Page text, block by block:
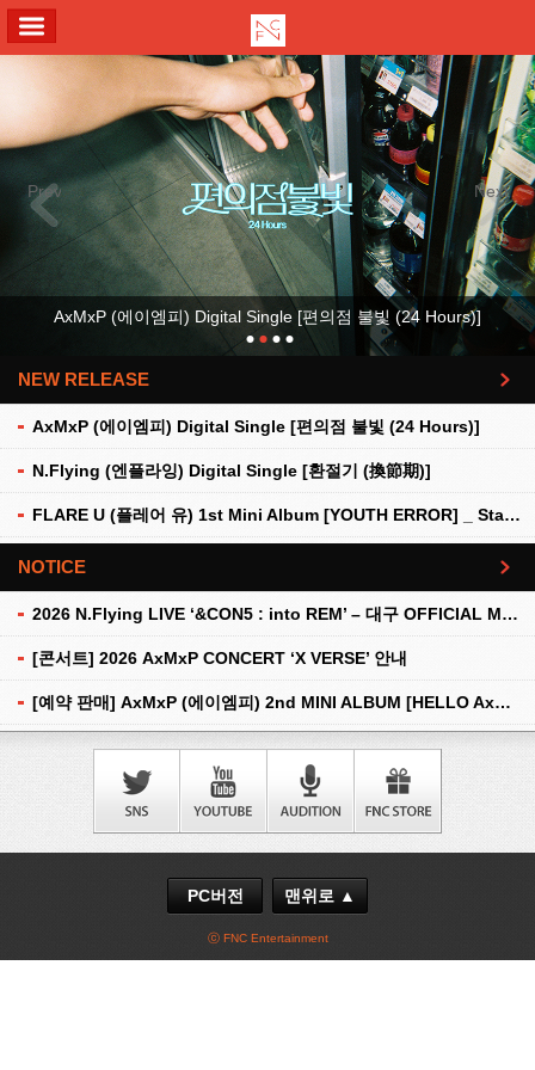
Previous Next
AxMxP (에이엠피) Digital Single [편의점 불빛 (24 Hours)]
NEW RELEASE
AxMxP (에이엠피) Digital Single [편의점 불빛 (24 Hours)]
N.Flying (엔플라잉) Digital Single [환절기 (換節期)]
FLARE U (플레어 유) 1st Mini Album [YOUTH ERROR] _ Stationery Kit Ver.
더보기
NOTICE
2026 N.Flying LIVE ‘&CON5 : into REM’ – 대구 OFFICIAL MD 현장 판매 안내
[콘서트] 2026 AxMxP CONCERT ‘X VERSE’ 안내
[예약 판매] AxMxP (에이엠피) 2nd MINI ALBUM [HELLO AxMxP] 예약 판매 안내
더보기
PC버전 맨위로 ▲
ⓒ FNC Entertainment